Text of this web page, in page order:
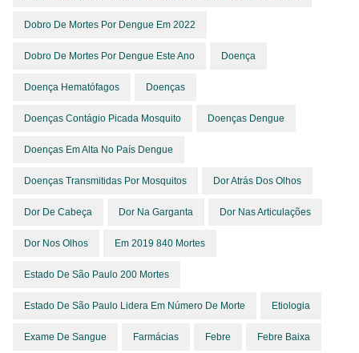
Dobro De Mortes Por Dengue Em 2022
Dobro De Mortes Por Dengue Este Ano Doença
Doença Hematófagos Doenças
Doenças Contágio Picada Mosquito Doenças Dengue
Doenças Em Alta No País Dengue
Doenças Transmitidas Por Mosquitos Dor Atrás Dos Olhos
Dor De Cabeça Dor Na Garganta Dor Nas Articulações
Dor Nos Olhos Em 2019 840 Mortes
Estado De São Paulo 200 Mortes
Estado De São Paulo Lidera Em Número De Morte Etiologia
Exame De Sangue Farmácias Febre Febre Baixa